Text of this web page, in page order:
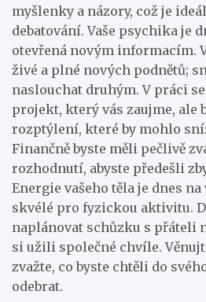
myšlenky a názory, což je
debatování. Vaše psychika je
otevřená novým informacím.
živé a plné nových podnětů;
naslouchat druhým. V práci
projekt, který vás zaujme, ale
rozptýlení, které by mohlo
Finančně byste měli pečlivě
rozhodnutí, abyste předešli
Energie vašeho těla je dnes na
skvélé pro fyzickou aktivitu.
naplánovat schůzku s přáteli
si užili společné chvíle.
zvažte, co byste chtěli do
odebrat.